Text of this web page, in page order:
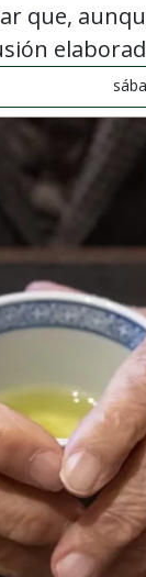
que,